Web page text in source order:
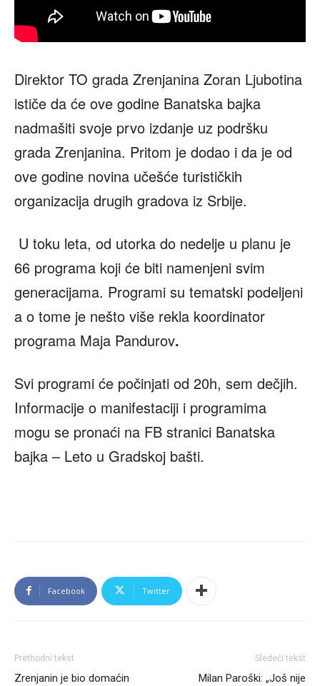
Direktor TO grada Zrenjanina Zoran Ljubotina
ističe da će ove godine Banatska bajka
nadmašiti svoje prvo izdanje uz podršku
grada Zrenjanina. Pritom je dodao i da je od
ove godine novina učešće turističkih
organizacija drugih gradova iz Srbije.
U toku leta, od utorka do nedelje u planu je
66 programa koji će biti namenjeni svim
generacijama. Programi su tematski podeljeni
a o tome je nešto više rekla koordinator
programa Maja Pandurov.
Svi programi će počinjati od 20h, sem dečjih.
Informacije o manifestaciji i programima
mogu se pronaći na FB stranici Banatska
bajka – Leto u Gradskoj bašti.
Facebook Twitter
Prethodni tekst
Zrenjanin je bio domaćin
Sledeći tekst
Milan Paroški: „Još nije